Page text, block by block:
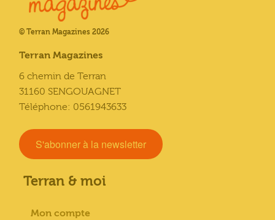
© Terran Magazines 2026
Terran Magazines
6 chemin de Terran
31160 SENGOUAGNET
Téléphone: 0561943633
S'abonner à la newsletter
Terran & moi
Mon compte